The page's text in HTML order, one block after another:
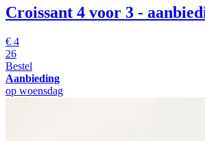
Croissant 4 voor 3 -
€ 4
26
Bestel
Aanbieding
op woensdag